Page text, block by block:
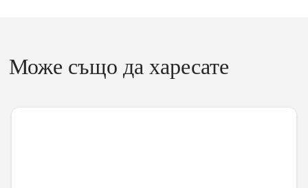
Може също да харесате